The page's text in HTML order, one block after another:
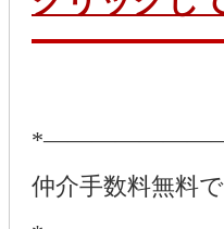
仲介手数料無料